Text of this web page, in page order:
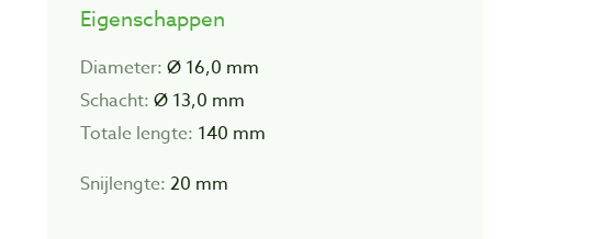
Eigenschappen
Diameter: Ø 16,0 mm
Schacht: Ø 13,0 mm
Totale lengte: 140 mm
Snijlengte: 20 mm